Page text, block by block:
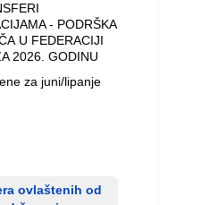
- PODRŠKA
U FEDERACIJI
2026. GODINU
za juni/lipanje
ovlaštenih od